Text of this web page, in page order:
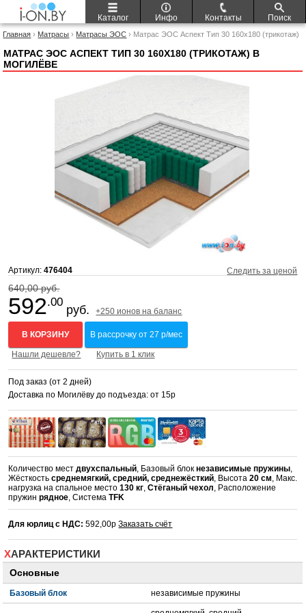
Каталог Инфо Контакты Поиск
Главная › Матрасы › Матрасы ЭОС › Матрас ЭОС Аспект Тип 30 160x180 (трикотаж)
МАТРАС ЭОС АСПЕКТ ТИП 30 160X180 (ТРИКОТАЖ) В
МОГИЛЁВЕ
Артикул:476404 Следить за ценой
640,00 руб.
592.00
руб. +250 ионов на баланс
В КОРЗИНУ В рассрочку от 27 р/мес
Нашли дешевле? Купить в 1 клик
Под заказ (от 2 дней)
Доставка по Могилёву до подъезда: от 15р
Количество местдвухспальный, Базовый блокнезависимые пружины,
Жёсткостьсреднемягкий, средний, среднежёсткий, Высота20 см, Макс.
нагрузка на спальное место130 кг,Стёганый чехол, Расположение
пружинрядное, СистемаTFK
Для юрлиц с НДС: 592,00рЗаказать счёт
ХАРАКТЕРИСТИКИ
Основные
Базовый блок независимые пружины